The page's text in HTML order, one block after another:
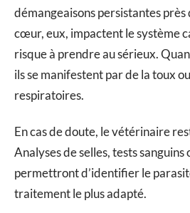
démangeaisons persistantes près
cœur, eux, impactent le système
risque à prendre au sérieux.
ils se manifestent par de la toux
respiratoires.
En cas de doute, le vétérinaire
Analyses de selles, tests sanguins
permettront d’identifier le
traitement le plus adapté.